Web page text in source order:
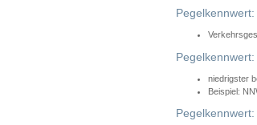
Pegelkennwert:
niedrigster
Beispiel:
Pegelkennwert: